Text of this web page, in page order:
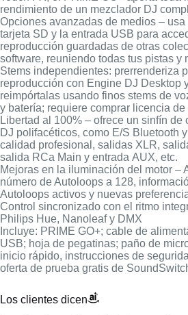
rendimiento de un mezclador DJ
Opciones avanzadas de medios –
tarjeta SD y la entrada USB para
reproducción guardadas de otras
software, reuniendo todas tus pistas y
Stems independientes: prerrenderiza
reproducción con Engine DJ Desktop
reimpórtalas usando finos stems de
y batería; requiere comprar licencia de
Libertad al 100% – ofrece un sinfín de
DJ polifacéticos, como E/S Bluetooth
calidad profesional, salidas XLR,
salida RCa Main y entrada АUX, etc.
Mejoras en la iluminación del motor –
número de Autoloops a 128,
Autoloops activos y nuevas
Control sincronizado con el ritmo
Philips Hue, Nanoleaf y DMX
Incluye: PRIME GO+; cable de
USB; hoja de pegatinas; paño de
inicio rápido, instrucciones de
oferta de prueba gratis de
Los clientes dicen